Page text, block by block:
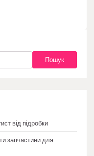
Пошук
від підробки
запчастини для